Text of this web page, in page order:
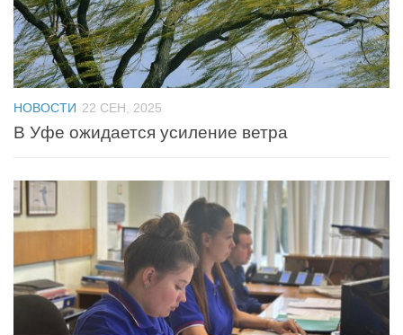
НОВОСТИ 22 СЕН, 2025
В Уфе ожидается усиление ветра